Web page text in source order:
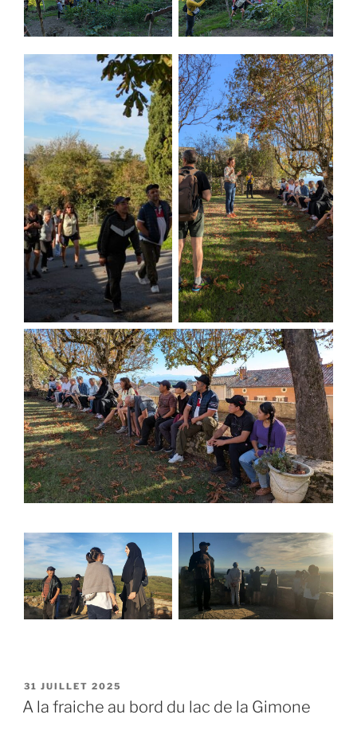
31 JUILLET 2025
A la fraiche au bord du lac de la Gimone